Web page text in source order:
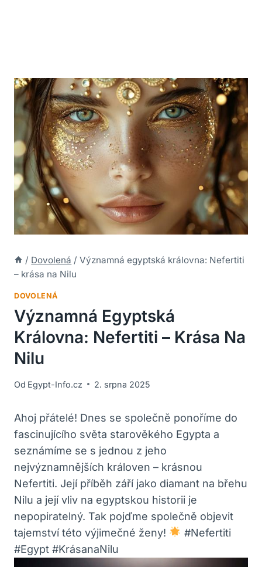
/ Dovolená / Významná egyptská královna: Nefertiti
– krása na Nilu
DOVOLENÁ
Významná Egyptská
Královna: Nefertiti – Krása Na
Nilu
Od Egypt-Info.cz 2. srpna 2025
Ahoj přátelé! Dnes se společně ponoříme do
fascinujícího světa starověkého Egypta a
seznámíme se s jednou z jeho
nejvýznamnějších královen – krásnou
Nefertiti. Její příběh září jako diamant na břehu
Nilu a její vliv na egyptskou historii je
nepopiratelný. Tak pojďme společně objevit
tajemství této výjimečné ženy!
#Nefertiti
#Egypt #KrásanaNilu